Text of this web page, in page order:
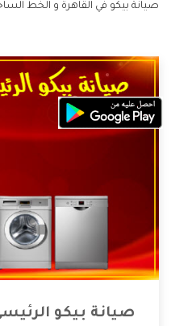
صيانة بيكو في القاهرة و الخط
صيانة بيكو